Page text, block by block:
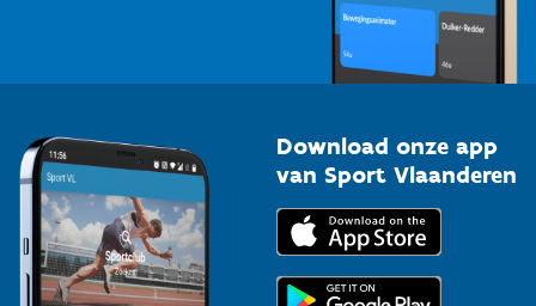
Download onze app
van Sport Vlaanderen